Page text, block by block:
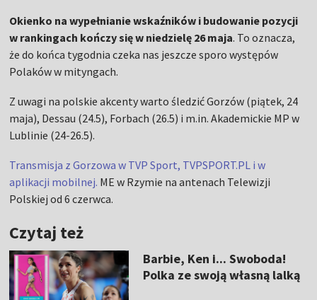
Okienko na wypełnianie wskaźników i budowanie pozycji
w rankingach kończy się w niedzielę 26 maja. To oznacza,
że do końca tygodnia czeka nas jeszcze sporo występów
Polaków w mityngach.
Z uwagi na polskie akcenty warto śledzić Gorzów (piątek, 24
maja), Dessau (24.5), Forbach (26.5) i m.in. Akademickie MP w
Lublinie (24-26.5).
Transmisja z Gorzowa w TVP Sport, TVPSPORT.PL i w
aplikacji mobilnej. ME w Rzymie na antenach Telewizji
Polskiej od 6 czerwca.
Czytaj też
Barbie, Ken i... Swoboda!
Polka ze swoją własną lalką